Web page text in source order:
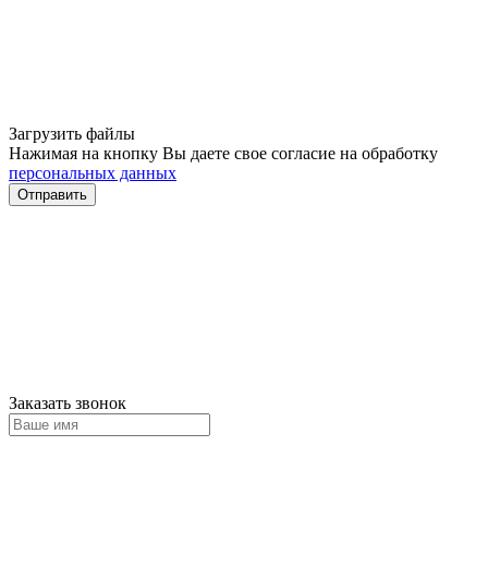
Загрузить файлы
Нажимая на кнопку Вы даете свое согласие на обработку
персональных данных
Отправить
Заказать звонок